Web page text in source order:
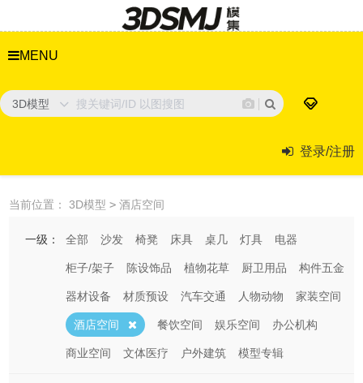
MENU
3D模型
登录/注册
当前位置： 3D模型 > 酒店空间
一级： 全部 沙发 椅凳 床具 桌几 灯具 电器
柜子/架子 陈设饰品 植物花草 厨卫用品 构件五金
器材设备 材质预设 汽车交通 人物动物 家装空间
酒店空间 餐饮空间 娱乐空间 办公机构
商业空间 文体医疗 户外建筑 模型专辑